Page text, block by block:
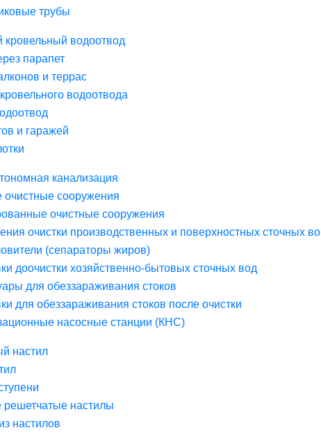
трубы
кровельный водоотвод
парапет
и террас
водоотвода
и гаражей
канализация
очистные сооружения
очистные сооружения
очистки производственных и поверхностных сточных во
(сепараторы жиров)
доочистки хозяйственно-бытовых сточных вод
для обеззараживания стоков
для обеззараживания стоков после очистки
насосные станции (КНС)
настил
решетчатые настилы
настилов